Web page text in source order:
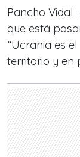
Pancho Vidal
que está
“Ucrania es
territorio y en